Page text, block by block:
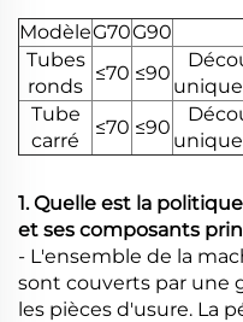
ModèleG70G90
Tubes
ronds
≤70 ≤90
Tube
carré
≤70 ≤90
1. Quelle est la
et ses composants
- L'ensemble de la
sont couverts par une
les pièces d'usure. La